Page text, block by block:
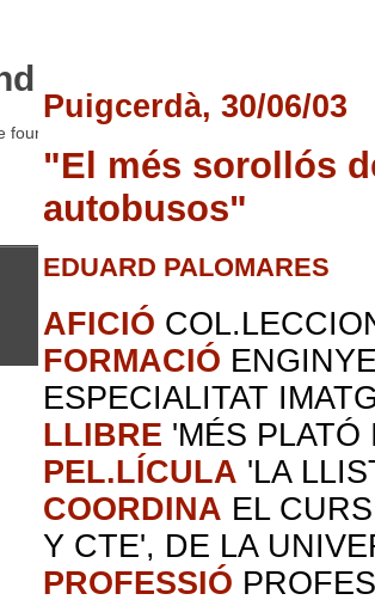
Puigcerdà, 30/06/03
"El més sorollós
autobusos"
EDUARD PALOMARES
AFICIÓ
FORMACIÓ
ESPECIALITAT
LLIBRE 'MÉS
PEL.LÍCULA 'LA
COORDINA EL
Y CTE', DE LA
PROFESSIÓ